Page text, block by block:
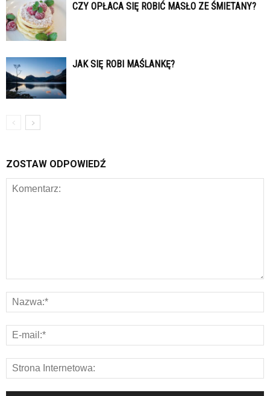
CZY OPŁACA SIĘ ROBIĆ MASŁO ZE ŚMIETANY?
JAK SIĘ ROBI MAŚLANKĘ?
ZOSTAW ODPOWIEDŹ